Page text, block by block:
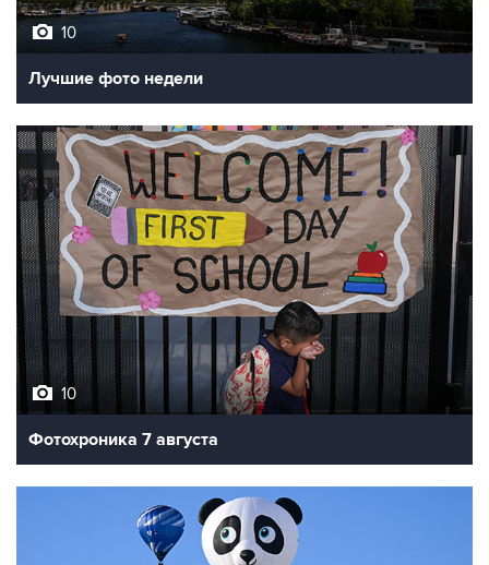
10
Лучшие фото недели
10
Фотохроника 7 августа